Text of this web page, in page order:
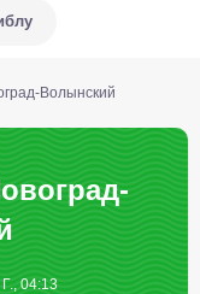
Волынский
04:13